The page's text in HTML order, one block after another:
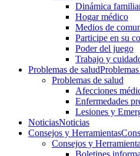
Dinámica
Hogar médico
Medios de
Participe en su
Poder del juego
Trabajo y
Problemas de salud
Problemas de salud
Afecciones
Enfermedades
Lesiones y
NoticiasNoticias
Consejos y Herramientas
Consejos y
Boletines